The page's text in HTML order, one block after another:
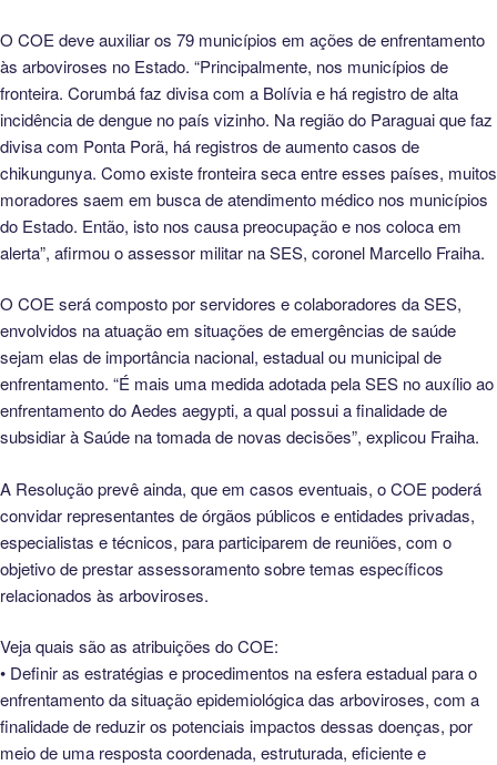
O COE deve auxiliar os 79 municípios em ações de enfrentamento
às arboviroses no Estado. “Principalmente, nos municípios de
fronteira. Corumbá faz divisa com a Bolívia e há registro de alta
incidência de dengue no país vizinho. Na região do Paraguai que faz
divisa com Ponta Porã, há registros de aumento casos de
chikungunya. Como existe fronteira seca entre esses países, muitos
moradores saem em busca de atendimento médico nos municípios
do Estado. Então, isto nos causa preocupação e nos coloca em
alerta”, afirmou o assessor militar na SES, coronel Marcello Fraiha.
O COE será composto por servidores e colaboradores da SES,
envolvidos na atuação em situações de emergências de saúde
sejam elas de importância nacional, estadual ou municipal de
enfrentamento. “É mais uma medida adotada pela SES no auxílio ao
enfrentamento do Aedes aegypti, a qual possui a finalidade de
subsidiar à Saúde na tomada de novas decisões”, explicou Fraiha.
A Resolução prevê ainda, que em casos eventuais, o COE poderá
convidar representantes de órgãos públicos e entidades privadas,
especialistas e técnicos, para participarem de reuniões, com o
objetivo de prestar assessoramento sobre temas específicos
relacionados às arboviroses.
Veja quais são as atribuições do COE:
• Definir as estratégias e procedimentos na esfera estadual para o
enfrentamento da situação epidemiológica das arboviroses, com a
finalidade de reduzir os potenciais impactos dessas doenças, por
meio de uma resposta coordenada, estruturada, eficiente e